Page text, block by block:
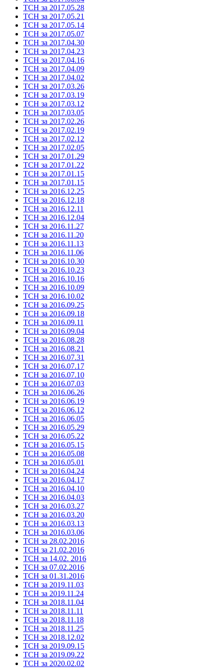
ТСН за 2017.05.28
ТСН за 2017.05.21
ТСН за 2017.05.14
ТСН за 2017.05.07
ТСН за 2017.04.30
ТСН за 2017.04.23
ТСН за 2017.04.16
ТСН за 2017.04.09
ТСН за 2017.04.02
ТСН за 2017.03.26
ТСН за 2017.03.19
ТСН за 2017.03.12
ТСН за 2017.03.05
ТСН за 2017.02.26
ТСН за 2017.02.19
ТСН за 2017.02.12
ТСН за 2017.02.05
ТСН за 2017.01.29
ТСН за 2017.01.22
ТСН за 2017.01.15
ТСН за 2017.01.15
ТСН за 2016.12.25
ТСН за 2016.12.18
ТСН за 2016.12.11
ТСН за 2016.12.04
ТСН за 2016.11.27
ТСН за 2016.11.20
ТСН за 2016.11.13
ТСН за 2016.11.06
ТСН за 2016.10.30
ТСН за 2016.10.23
ТСН за 2016.10.16
ТСН за 2016.10.09
ТСН за 2016.10.02
ТСН за 2016.09.25
ТСН за 2016.09.18
ТСН за 2016.09.11
ТСН за 2016.09.04
ТСН за 2016.08.28
ТСН за 2016.08.21
ТСН за 2016.07.31
ТСН за 2016.07.17
ТСН за 2016.07.10
ТСН за 2016.07.03
ТСН за 2016.06.26
ТСН за 2016.06.19
ТСН за 2016.06.12
ТСН за 2016.06.05
ТСН за 2016.05.29
ТСН за 2016.05.22
ТСН за 2016.05.15
ТСН за 2016.05.08
ТСН за 2016.05.01
ТСН за 2016.04.24
ТСН за 2016.04.17
ТСН за 2016.04.10
ТСН за 2016.04.03
ТСН за 2016.03.27
ТСН за 2016.03.20
ТСН за 2016.03.13
ТСН за 2016.03.06
ТСН за 28.02.2016
ТСН за 21.02.2016
ТСН за 14.02. 2016
ТСН за 07.02.2016
ТСН за 01.31.2016
ТСН за 2019.11.03
ТСН за 2019.11.24
ТСН за 2018.11.04
ТСН за 2018.11.11
ТСН за 2018.11.18
ТСН за 2018.11.25
ТСН за 2018.12.02
ТСН за 2019.09.15
ТСН за 2019.09.22
ТСН за 2020.02.02